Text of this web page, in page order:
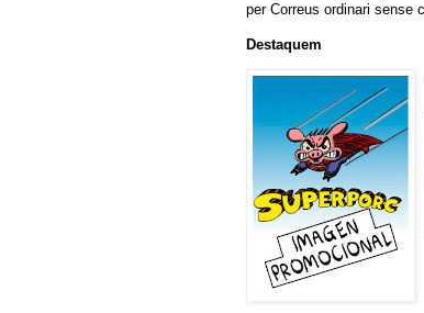
per Correus ordinari sense
Destaquem